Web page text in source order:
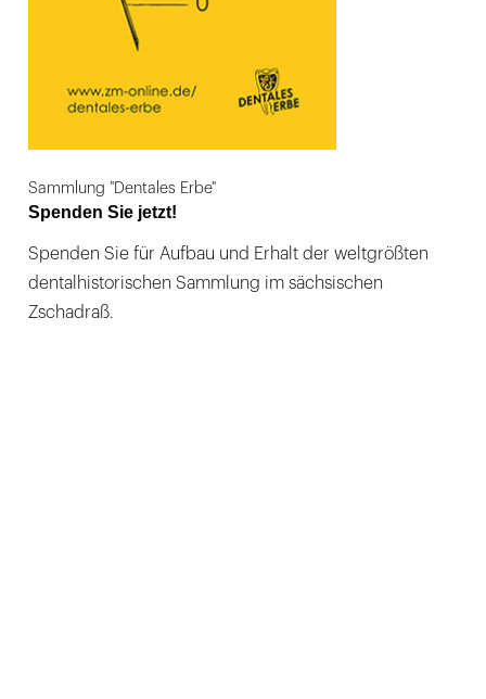
Sammlung "Dentales Erbe"
Spenden Sie jetzt!
Spenden Sie für Aufbau und Erhalt der weltgrößten
dentalhistorischen Sammlung im sächsischen
Zschadraß.